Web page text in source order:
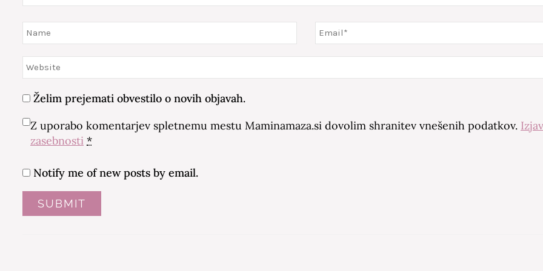
Želim prejemati obvestilo o novih objavah.
Z uporabo komentarjev spletnemu mestu Maminamaza.si dovolim shranitev vnešenih podatkov.
zasebnosti *
Notify me of new posts by email.